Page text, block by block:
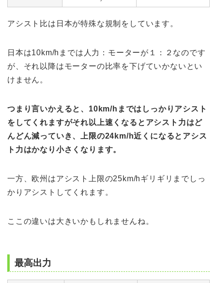
アシスト比は日本が特殊な規制をしています。
日本は10km/hまでは人力：モーターが１：２なのです
が、それ以降はモーターの比率を下げていかないとい
けません。
つまり言いかえると、10km/hまではしっかりアシスト
をしてくれますがそれ以上速くなるとアシスト力はど
んどん減っていき、上限の24km/h近くになるとアシス
ト力はかなり小さくなります。
一方、欧州はアシスト上限の25km/hギリギリまでしっ
かりアシストしてくれます。
ここの違いは大きいかもしれませんね。
最高出力